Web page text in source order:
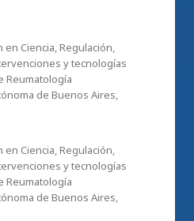
Ciencia, Regulación,
y tecnologías
Reumatología
de Buenos Aires,
Ciencia, Regulación,
y tecnologías
Reumatología
de Buenos Aires,